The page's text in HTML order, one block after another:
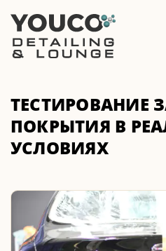
ТЕСТИРОВАНИЕ
ПОКРЫТИЯ В
УСЛОВИЯХ